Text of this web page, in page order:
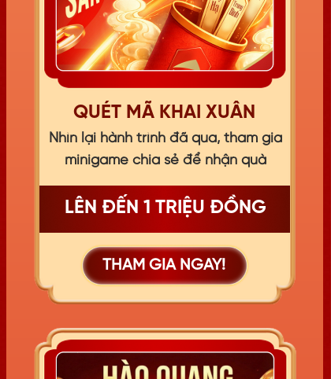
QUÉT MÃ KHAI XUÂN
LÊN ĐẾN 1 TRIỆU ĐỒNG
THAM GIA NGAY!
Nhìn lại hành trình đã qua, tham gia
minigame chia sẻ để nhận quà